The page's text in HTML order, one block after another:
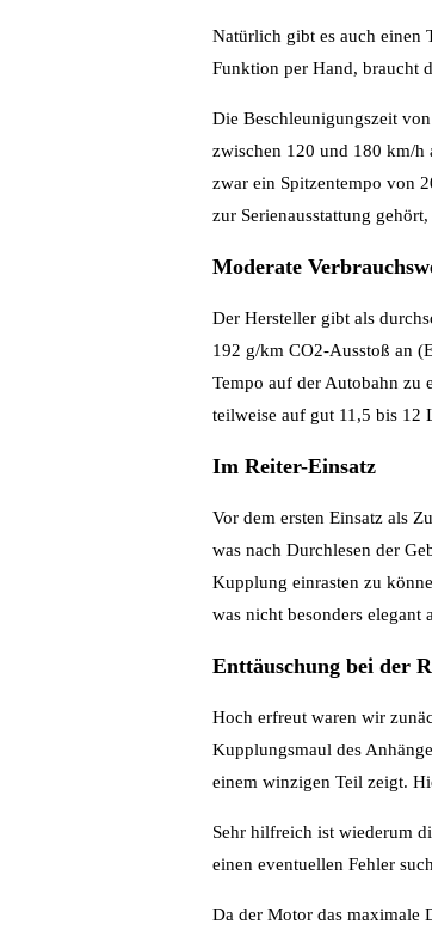
Natürlich gibt es auch einen
Funktion per Hand, braucht
Die Beschleunigungszeit
zwischen 120 und 180 km/h
zwar ein Spitzentempo von
zur Serienausstattung
Moderate
Der Hersteller gibt als
192 g/km CO2-Ausstoß an
Tempo auf der Autobahn zu
teilweise auf gut 11,5 bis 12
Im Reiter-Einsatz
Vor dem ersten Einsatz als
was nach Durchlesen der
Kupplung einrasten zu
was nicht besonders elegant
Enttäuschung bei der
Hoch erfreut waren wir
Kupplungsmaul des
einem winzigen Teil zeigt.
Sehr hilfreich ist wiederum
einen eventuellen Fehler
Da der Motor das maximale